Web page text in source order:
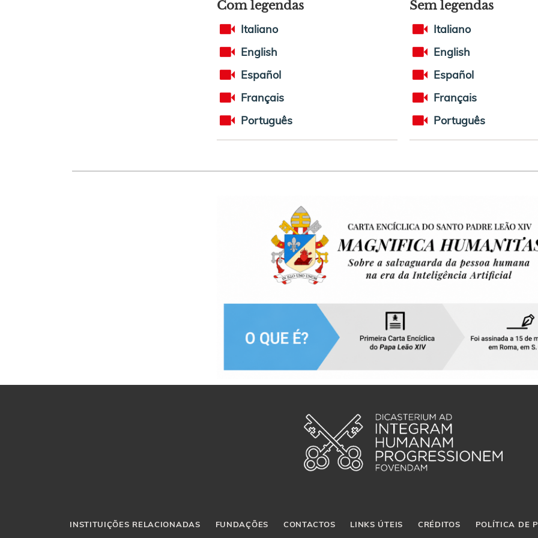
Com legendas
Italiano
English
Español
Français
Português
Sem legendas
Italiano
English
Español
Français
Português
INSTITUIÇÕES RELACIONADAS FUNDAÇÕES CONTACTOS LINKS ÚTEIS CRÉDITOS POLÍTICA DE